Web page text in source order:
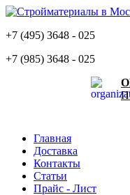
+7 (495) 3648 - 025
+7 (985) 3648 - 025
Главная
Доставка
Контакты
Статьи
Прайс - Лист